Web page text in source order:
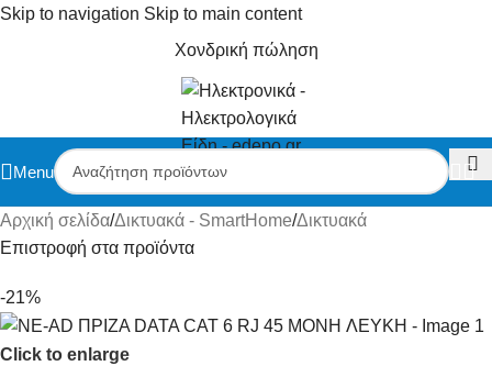
Skip to navigation Skip to main content
Χονδρική πώληση
Menu
Αρχική σελίδα/Δικτυακά - SmartHome/Δικτυακά
Επιστροφή στα προϊόντα
-21%
Click to enlarge